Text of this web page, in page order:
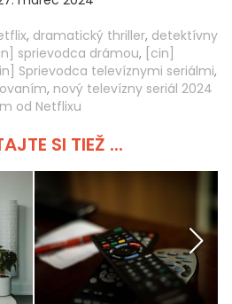
, dramatický thriller, detektívny
sprievodca drámou, [cin]
Sprievodca televíznymi seriálmi,
, nový televízny seriál 2024
od Netflixu
SI TIEŽ ...